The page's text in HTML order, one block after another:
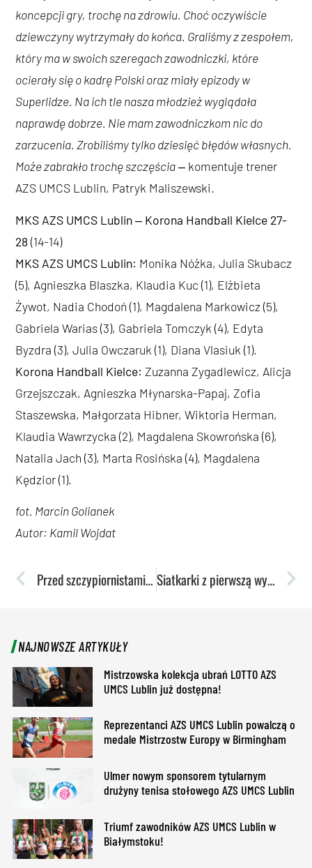
koncepcji gry, trochę na zdrowiu. Choć oczywiście
dziewczyny wytrzymały do końca. Graliśmy z zespołem,
który ma w swoich szeregach zawodniczki, które
ocierały się o kadrę Polski oraz miały epizody w
Superlidze. Na ich tle nasza młodzież wyglądała
naprawdę dobrze. Nie mam zawodniczkom nic do
zarzucenia. Zrobiliśmy tylko dziesięć błędów własnych.
Może zabrakło trochę szczęścia‒ komentuje trener
AZS UMCS Lublin, Patryk Maliszewski.
MKS AZS UMCS Lublin ‒ Korona Handball Kielce 27-
28(14-14)
MKS AZS UMCS Lublin: Monika Nóżka, Julia Skubacz
(5), Agnieszka Blaszka, Klaudia Kuc (1), Elżbieta
Żywot, Nadia Chodoń (1), Magdalena Markowicz (5),
Gabriela Warias (3), Gabriela Tomczyk (4), Edyta
Byzdra (3), Julia Owczaruk (1), Diana Vlasiuk (1).
Korona Handball Kielce: Zuzanna Zygadlewicz, Alicja
Grzejszczak, Agnieszka Młynarska-Papaj, Zofia
Staszewska, Małgorzata Hibner, Wiktoria Herman,
Klaudia Wawrzycka (2), Magdalena Skowrońska (6),
Natalia Jach (3), Marta Rosińska (4), Magdalena
Kędzior (1).
fot. Marcin Golianek
Autor: Kamil Wojdat
Przed szczypiornistami kluczowy mecz pierwszej części sezonu Siatkarki z pierwszą wygraną w sezonie
NAJNOWSZE ARTYKUŁY
Mistrzowska kolekcja ubrań LOTTO AZS
UMCS Lublin już dostępna!
Reprezentanci AZS UMCS Lublin powalczą o
medale Mistrzostw Europy w Birmingham
Ulmer nowym sponsorem tytularnym
drużyny tenisa stołowego AZS UMCS Lublin
Triumf zawodników AZS UMCS Lublin w
Białymstoku!